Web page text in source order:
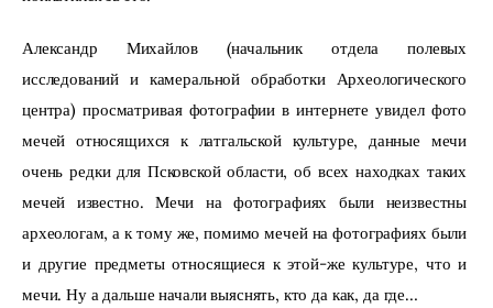
Александр Михайлов (начальник отдела полевых
исследований и камеральной обработки Археологического
центра) просматривая фотографии в интернете увидел фото
мечей относящихся к латгальской культуре, данные мечи
очень редки для Псковской области, об всех находках таких
мечей известно. Мечи на фотографиях были неизвестны
археологам, а к тому же, помимо мечей на фотографиях были
и другие предметы относящиеся к этой-же культуре, что и
мечи. Ну а дальше начали выяснять, кто да как, да где…